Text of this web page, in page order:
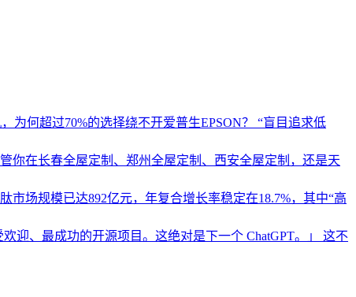
为何超过70%的选择绕不开爱普生EPSON？ “盲目追求低
你在长春全屋定制、郑州全屋定制、西安全屋定制，还是天
市场规模已达892亿元，年复合增长率稳定在18.7%，其中“高
迎、最成功的开源项目。这绝对是下一个 ChatGPT。」 这不